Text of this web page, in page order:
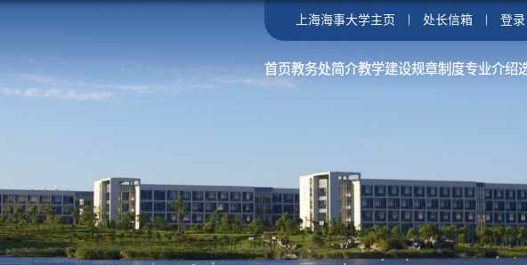
上海海事大学主页 处长信箱 登录
首页教务处简介教学建设规章制度专业介绍